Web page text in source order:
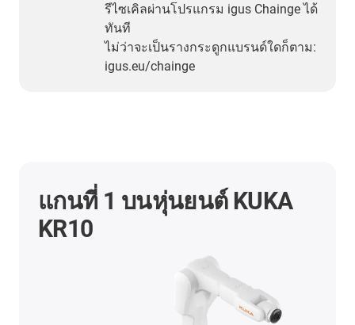
รีไซเคิลผ่านโปรแกรม igus Chainge ได้
ทันที
ไม่ว่าจะเป็นรางกระดูกแบรนด์ใดก็ตาม:
igus.eu/chainge
แกนที่ 1 บนหุ่นยนต์ KUKA
KR10